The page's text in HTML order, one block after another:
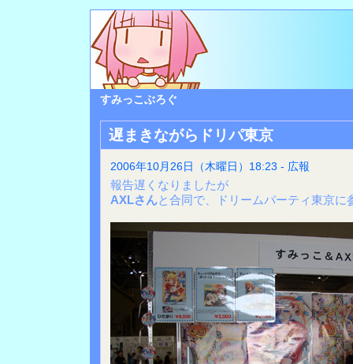
すみっこぶろぐ
遅まきながらドリパ東京
2006年10月26日（木曜日）18:23 - 広報
報告遅くなりましたが
AXLさんと合同で、ドリームパーティ東京に